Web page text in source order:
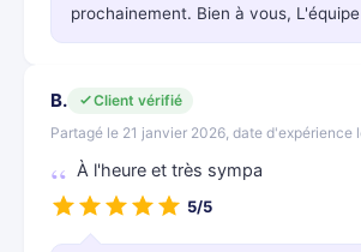
prochainement. Bien à vous, L'équipe
B.
Client vérifié
Partagé le 21 janvier 2026, date d'expérience
À l'heure et très sympa
5/5